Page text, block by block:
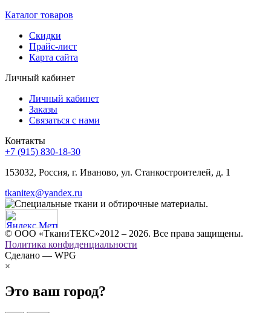
Каталог товаров
Скидки
Прайс-лист
Карта сайта
Личный кабинет
Личный кабинет
Заказы
Связаться с нами
Контакты
+7 (915) 830-18-30
153032, Россия, г. Иваново, ул. Станкостроителей, д. 1
tkanitex@yandex.ru
© ООО «ТканиТЕКС»2012 – 2026. Все права защищены.
Политика конфиденциальности
Сделано — WPG
×
Это ваш город?